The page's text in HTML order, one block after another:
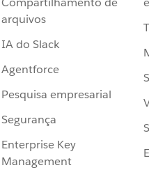
arquivos
IA do Slack
Agentforce
Pesquisa empresarial
Segurança
Enterprise Key
Management